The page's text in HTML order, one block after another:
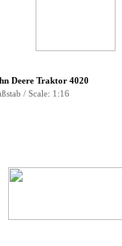
Deere Traktor 4020
/ Scale: 1:16